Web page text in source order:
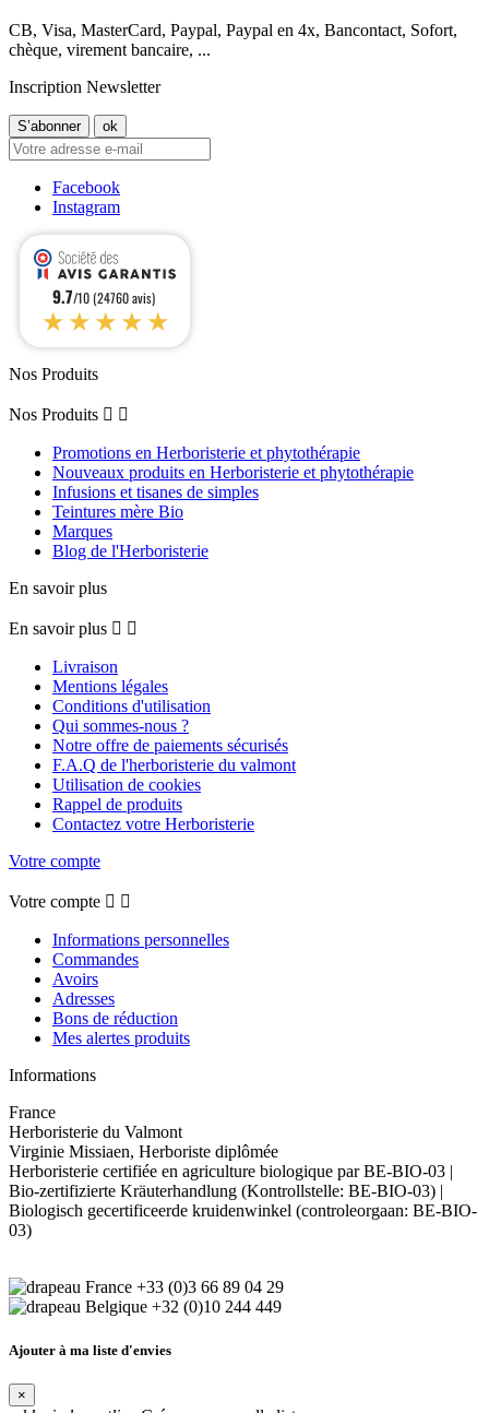
CB, Visa, MasterCard, Paypal, Paypal en 4x, Bancontact, Sofort,
chèque, virement bancaire, ...
Inscription Newsletter
Facebook
Instagram
9.7/10 (24760 avis)
★★★★★
Nos Produits
Nos Produits  
Promotions en Herboristerie et phytothérapie
Nouveaux produits en Herboristerie et phytothérapie
Infusions et tisanes de simples
Teintures mère Bio
Marques
Blog de l'Herboristerie
En savoir plus
En savoir plus  
Livraison
Mentions légales
Conditions d'utilisation
Qui sommes-nous ?
Notre offre de paiements sécurisés
F.A.Q de l'herboristerie du valmont
Utilisation de cookies
Rappel de produits
Contactez votre Herboristerie
Votre compte
Votre compte  
Informations personnelles
Commandes
Avoirs
Adresses
Bons de réduction
Mes alertes produits
Informations
France
Herboristerie du Valmont
Virginie Missiaen, Herboriste diplômée
Herboristerie certifiée en agriculture biologique par BE-BIO-03 |
Bio-zertifizierte Kräuterhandlung (Kontrollstelle: BE-BIO-03) |
Biologisch gecertificeerde kruidenwinkel (controleorgaan: BE-BIO-
03)
+33 (0)3 66 89 04 29
+32 (0)10 244 449
Ajouter à ma liste d'envies
×